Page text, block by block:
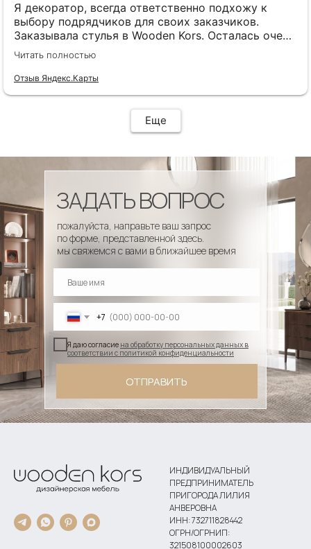
Я декоратор, всегда ответственно подхожу к
выбору подрядчиков для своих заказчиков.
Заказывала стулья в Wooden Kors. Осталась очень
довольна качеством, скоростью исполнения,
доставкой! А особенно
клиентоориентированностью менеджеров. Все
удобством гостей! Особенно приятно было то, что
по запросу выслали образцы тканей обивки и я
сочетающееся с основным текстилем ресторана.
Читать полностью
Отзыв Яндекс.Карты
Еще
+7
Я даю согласие на обработку персональных данных в
соответствии с политикой конфиденциальности
ОТПРАВИТЬ
пожалуйста, направьте ваш запрос
по форме, представленной здесь.
мы свяжемся с вами в ближайшее время
ЗАДАТЬ ВОПРОС
ИНДИВИДУАЛЬНЫЙ
ПРЕДПРИНИМАТЕЛЬ
ПРИГОРОДА ЛИЛИЯ
АНВЕРОВНА
ИНН: 732711828442
ОГРН/ОГРНИП:
321508100002603